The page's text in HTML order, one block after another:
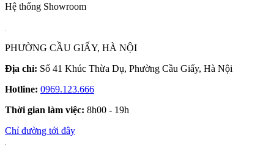
Hệ thống Showroom
PHƯỜNG CẦU GIẤY, HÀ NỘI
Địa chỉ: Số 41 Khúc Thừa Dụ, Phường Cầu Giấy, Hà Nội
Hotline: 0969.123.666
Thời gian làm việc: 8h00 - 19h
Chỉ đường tới đây